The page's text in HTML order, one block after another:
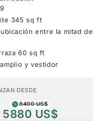
345 sq ft
entre la mitad
60 sq ft
y vestidor
DESDE
8400 US$
5880 US$